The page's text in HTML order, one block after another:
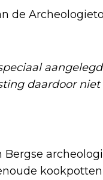
de
daardoor